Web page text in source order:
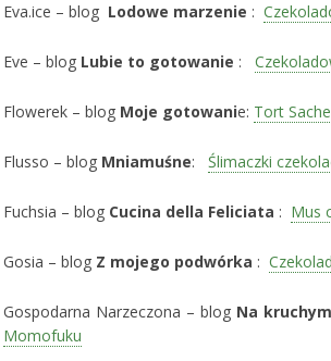
Eva.ice – blog Lodowe marzenie :
Eve – blog Lubie to gotowanie :
Flowerek – blog Moje gotowanie: Tort
Flusso – blog Mniamuśne: Ślimaczki
Fuchsia – blog Cucina della Feliciata : Mus
Gosia – blog Z mojego podwórka :
Gospodarna Narzeczona – blog Na
Momofuku